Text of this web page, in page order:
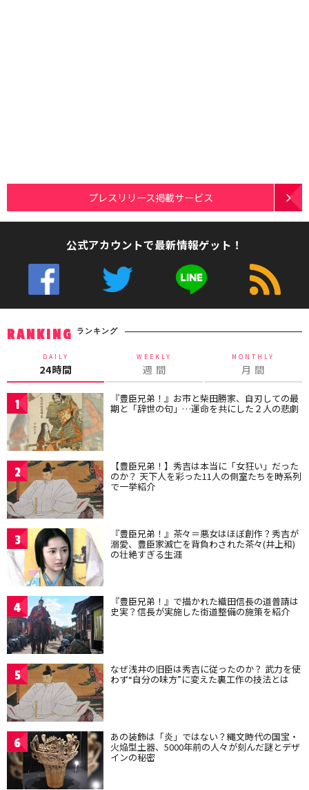
プレスリリース掲載サービス
公式アカウントで最新情報ゲット！
RANKING ランキング
DAILY
24時間
WEEKLY
週 間
MONTHLY
月 間
1 『豊臣兄弟！』お市と柴田勝家、自刃しての最
期と「辞世の句」…運命を共にした２人の悲劇
2 【豊臣兄弟！】秀吉は本当に「女狂い」だった
のか？ 天下人を彩った11人の側室たちを時系列
で一挙紹介
3 『豊臣兄弟！』茶々＝悪女はほぼ創作？秀吉が
溺愛、豊臣家滅亡を背負わされた茶々(井上和)
の壮絶すぎる生涯
4 『豊臣兄弟！』で描かれた織田信長の道普請は
史実？信長が実施した街道整備の施策を紹介
5 なぜ浅井の旧臣は秀吉に従ったのか？ 武力を使
わず“自分の味方”に変えた裏工作の技法とは
6 あの装飾は「炎」ではない？縄文時代の国宝・
火焔型土器、5000年前の人々が刻んだ謎とデザ
インの秘密